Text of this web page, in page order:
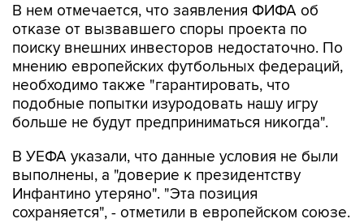
В нем отмечается, что заявления ФИФА об
отказе от вызвавшего споры проекта по
поиску внешних инвесторов недостаточно. По
мнению европейских футбольных федераций,
необходимо также "гарантировать, что
подобные попытки изуродовать нашу игру
больше не будут предприниматься никогда".
В УЕФА указали, что данные условия не были
выполнены, а "доверие к президентству
Инфантино утеряно". "Эта позиция
сохраняется", - отметили в европейском союзе.